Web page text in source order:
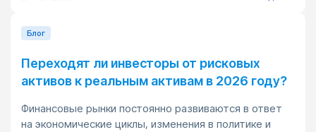
Блог
Переходят ли инвесторы от рисковых
активов к реальным активам в 2026 году?
Финансовые рынки постоянно развиваются в ответ
на экономические циклы, изменения в политике и